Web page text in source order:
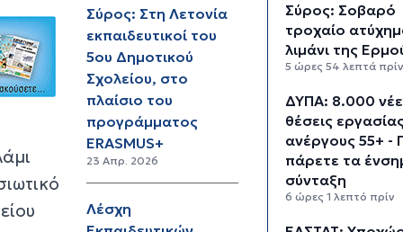
Σύρος: Στη Λετονία
εκπαιδευτικοί του
5ου Δημοτικού
Σχολείου, στο
πλαίσιο του
προγράμματος
ERASMUS+
23 Απρ. 2026
Λέσχη
Σύρος: Σοβαρό
τροχαίο
λιμάνι της
5 ώρες 54 λεπτά
ΔΥΠΑ: 8.000
θέσεις
ανέργους 55+ -
πάρετε τα
σύνταξη
6 ώρες 1 λεπτό πρίν